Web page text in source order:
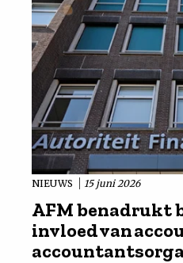
NIEUWS 15 juni 2026
AFM benadrukt
invloed van